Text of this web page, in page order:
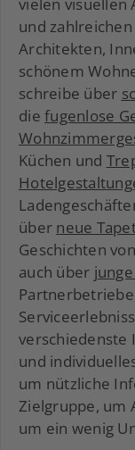
vielen visuellen
und
Architekten,
schönem
schreibe über
die fugenlose
Küchen und
über neue
Geschichten
auch über
verschiedenste
und
um nützliche
Zielgruppe, um
um ein wenig